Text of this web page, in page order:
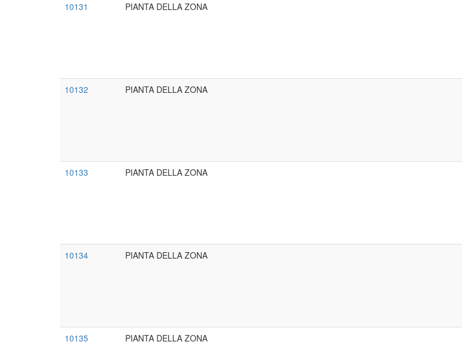
10131 PIANTA DELLA ZONA
10132 PIANTA DELLA ZONA
10133 PIANTA DELLA ZONA
10134 PIANTA DELLA ZONA
10135 PIANTA DELLA ZONA